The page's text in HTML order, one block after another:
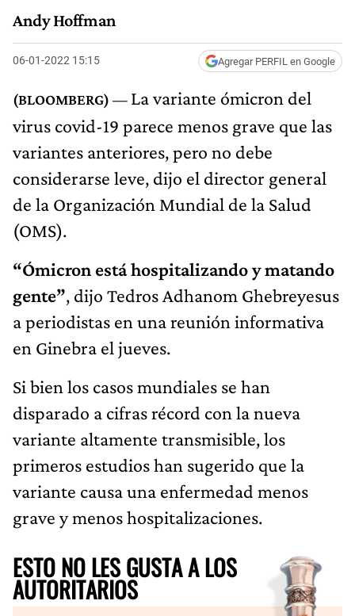
Andy Hoffman
06-01-2022 15:15 Agregar PERFIL en Google
La variante ómicron del
virus covid-19 parece menos grave que las
variantes anteriores, pero no debe
considerarse leve, dijo el director general
de la Organización Mundial de la Salud
(OMS).
“Ómicron está hospitalizando y matando
gente”, dijo Tedros Adhanom Ghebreyesus
a periodistas en una reunión informativa
en Ginebra el jueves.
Si bien los casos mundiales se han
disparado a cifras récord con la nueva
variante altamente transmisible, los
primeros estudios han sugerido que la
variante causa una enfermedad menos
grave y menos hospitalizaciones.
ESTO NO LES GUSTA A LOS
AUTORITARIOS